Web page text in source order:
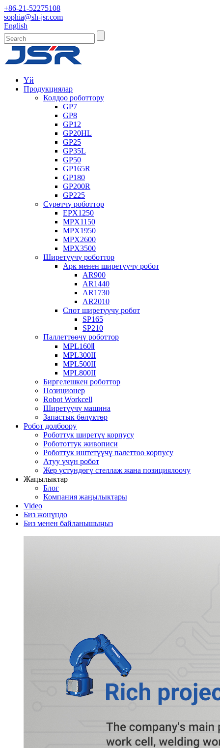
+86-21-52275108
sophia@sh-jsr.com
English
Үй
Продукциялар
Колдоо роботтору
GP7
GP8
GP12
GP20HL
GP25
GP35L
GP50
GP165R
GP180
GP200R
GP225
Сүрөтчү роботтор
EPX1250
MPX1150
MPX1950
MPX2600
MPX3500
Ширетүүчү роботтор
Арк менен ширетүүчү робот
AR900
AR1440
AR1730
AR2010
Спот ширетүүчү робот
SP165
SP210
Паллеттөөчү роботтор
MPL160Ⅱ
MPL300II
MPL500II
MPL800II
Биргелешкен роботтор
Позиционер
Robot Workcell
Ширетүүчү машина
Запастык бөлүктөр
Робот долбоору
Роботтук ширетүү корпусу
Робототтук живописи
Роботтук иштетүүчү палеттөө корпусу
Атуу үчүн робот
Жер үстүндөгү стеллаж жана позициялоочу
Жаңылыктар
Блог
Компания жаңылыктары
Video
Биз жөнүндө
Биз менен байланышыңыз